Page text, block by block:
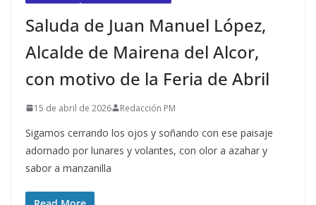
Saluda de Juan Manuel López,
Alcalde de Mairena del Alcor,
con motivo de la Feria de Abril
15 de abril de 2026 Redacción PM
Sigamos cerrando los ojos y soñando con ese paisaje
adornado por lunares y volantes, con olor a azahar y
sabor a manzanilla